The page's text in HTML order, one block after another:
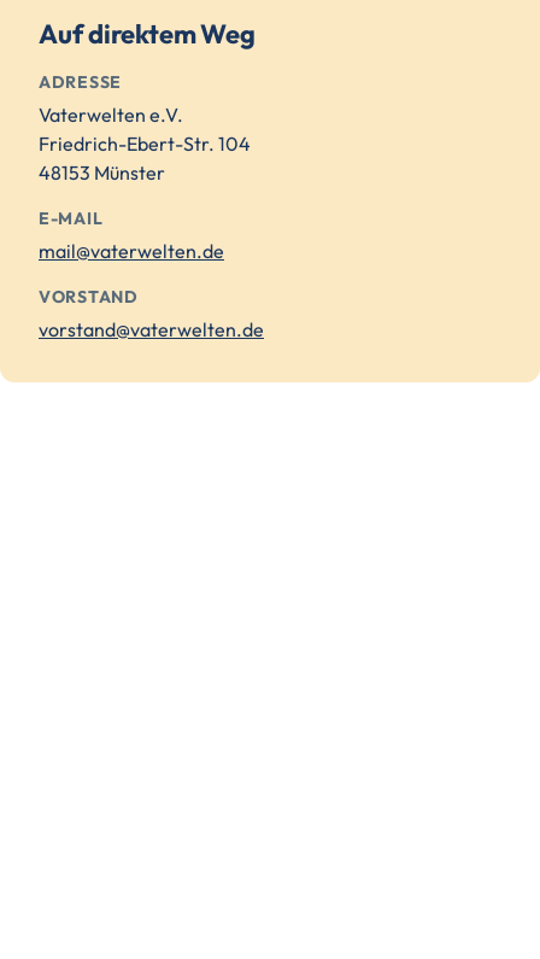
Auf direktem Weg
ADRESSE
Vaterwelten e.V.
Friedrich-Ebert-Str. 104
48153 Münster
E-MAIL
mail@vaterwelten.de
VORSTAND
vorstand@vaterwelten.de